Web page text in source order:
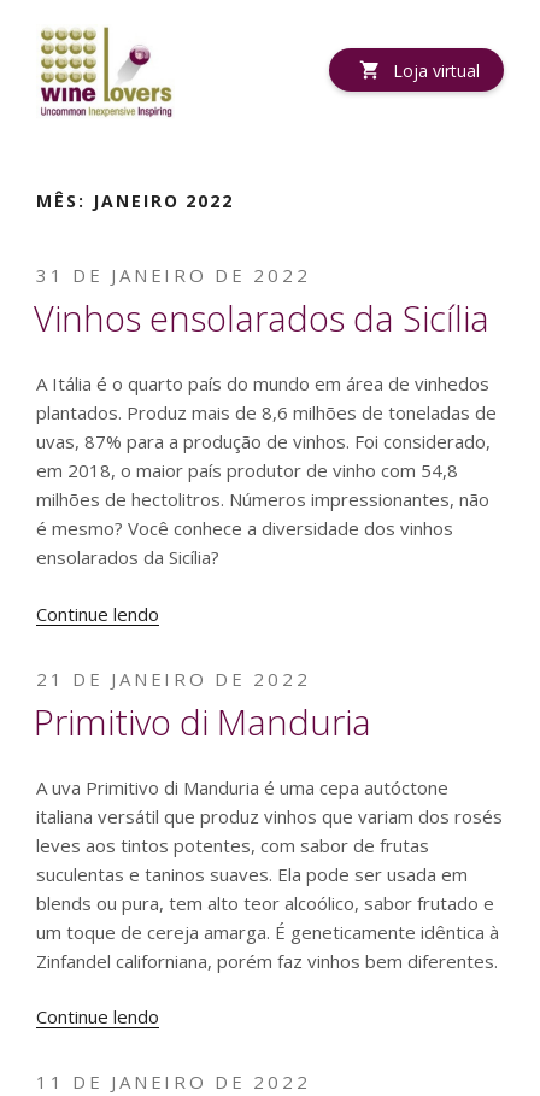
conteúdo
Loja virtual
MÊS: JANEIRO 2022
PUBLICADO
EM
31 DE JANEIRO DE 2022
Vinhos ensolarados da Sicília
A Itália é o quarto país do mundo em área de vinhedos
plantados. Produz mais de 8,6 milhões de toneladas de
uvas, 87% para a produção de vinhos. Foi considerado,
em 2018, o maior país produtor de vinho com 54,8
milhões de hectolitros. Números impressionantes, não
é mesmo? Você conhece a diversidade dos vinhos
ensolarados da Sicília?
Continue lendo
da
PUBLICADO
EM
21 DE JANEIRO DE 2022
Primitivo di Manduria
A uva Primitivo di Manduria é uma cepa autóctone
italiana versátil que produz vinhos que variam dos rosés
leves aos tintos potentes, com sabor de frutas
suculentas e taninos suaves. Ela pode ser usada em
blends ou pura, tem alto teor alcoólico, sabor frutado e
um toque de cereja amarga. É geneticamente idêntica à
Zinfandel californiana, porém faz vinhos bem diferentes.
Continue lendo
Manduria”
PUBLICADO
11 DE JANEIRO DE 2022